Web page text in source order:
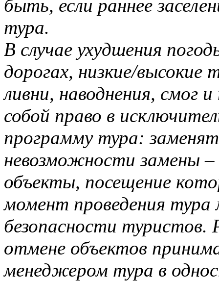
быть, если раннее
тура.
В случае ухудшения
дорогах, низкие/высокие
ливни, наводнения, смог
собой право в
программу тура:
невозможности замены
объекты, посещение
момент проведения
безопасности туристов.
отмене объектов
менеджером тура в